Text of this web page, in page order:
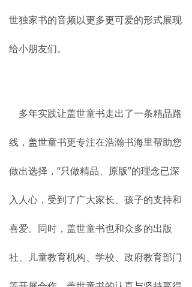
世独家书的音频以更多更可爱的形式展现
给小朋友们。
多年实践让盖世童书走出了一条精品路
线，盖世童书更专注在浩瀚书海里帮助您
做出选择，“只做精品、原版”的理念已深
入人心，受到了广大家长、孩子的支持和
喜爱。同时，盖世童书也和众多的出版
社、儿童教育机构、学校、政府教育部门